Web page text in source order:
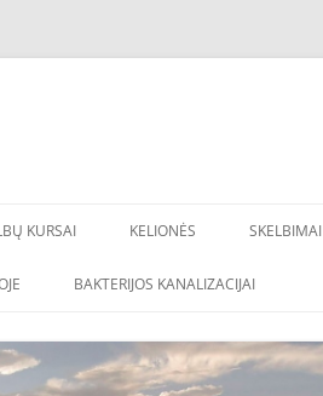
KURSAI KELIONĖS SKELBIMAI
BAKTERIJOS KANALIZACIJAI